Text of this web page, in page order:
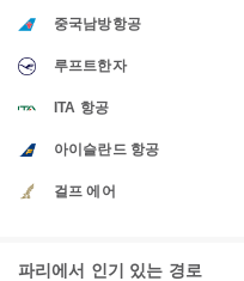
중국남방항공
루프트한자
ITA 항공
아이슬란드 항공
걸프 에어
파리에서 인기 있는 경로